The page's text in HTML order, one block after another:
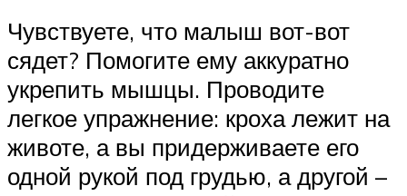
Чувствуете, что малыш вот-вот
сядет? Помогите ему аккуратно
укрепить мышцы. Проводите
легкое упражнение: кроха лежит на
животе, а вы придерживаете его
одной рукой под грудью, а другой –